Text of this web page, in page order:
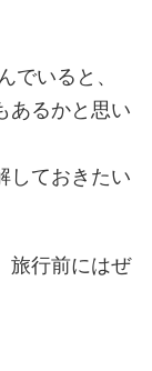
でいると、
あるかと思い
しておきたい
旅行前にはぜ